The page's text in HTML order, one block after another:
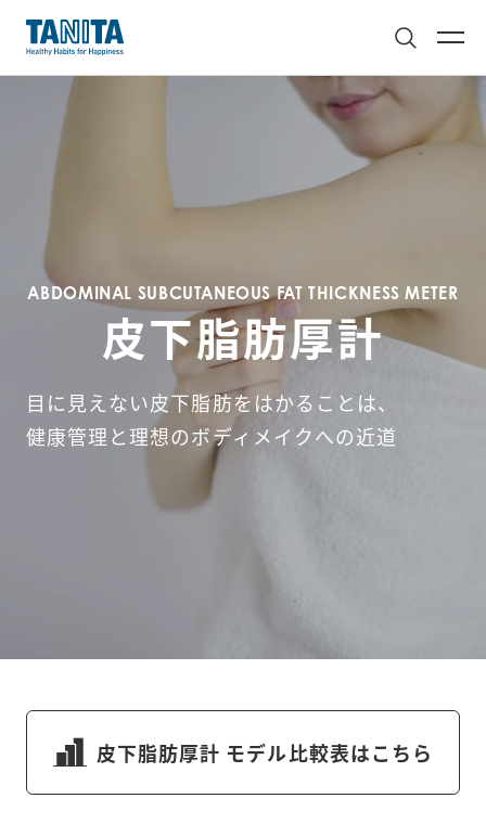
ABDOMINAL SUBCUTANEOUS FAT THICKNESS METER
皮下脂肪厚計
目に見えない皮下脂肪をはかることは、
健康管理と理想のボディメイクへの近道
皮下脂肪厚計 モデル比較表はこちら